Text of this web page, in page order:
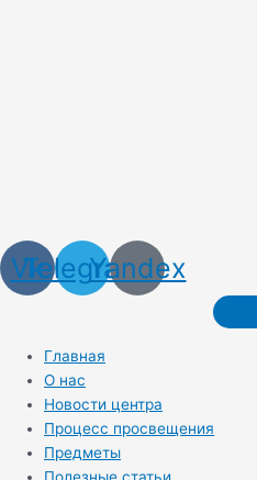
Vk
Telegram
Yandex
Главная
О нас
Новости центра
Процесс просвещения
Предметы
Полезные статьи